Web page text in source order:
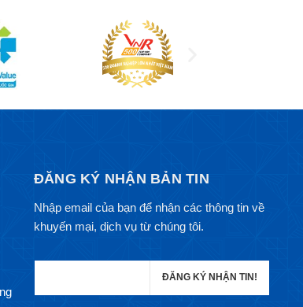
ĐĂNG KÝ NHẬN BẢN TIN
Nhập email của bạn để nhận các thông tin về
khuyến mại, dịch vụ từ chúng tôi.